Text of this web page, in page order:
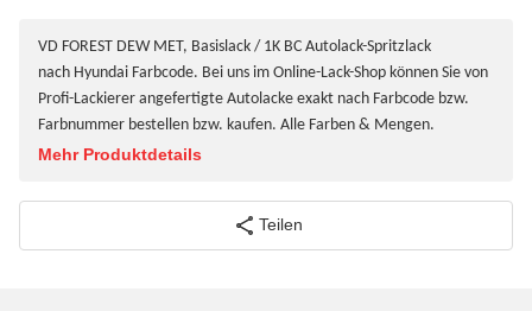
VD FOREST DEW MET, Basislack / 1K BC Autolack-Spritzlack
nach Hyundai Farbcode. Bei uns im Online-Lack-Shop können Sie von
Profi-Lackierer angefertigte Autolacke exakt nach Farbcode bzw.
Farbnummer bestellen bzw. kaufen. Alle Farben & Mengen.
Mehr Produktdetails
Teilen